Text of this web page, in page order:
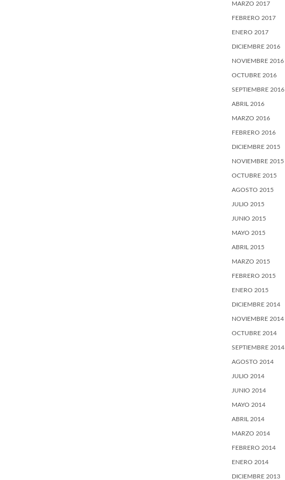
MARZO 2017
FEBRERO 2017
ENERO 2017
DICIEMBRE 2016
NOVIEMBRE 2016
OCTUBRE 2016
SEPTIEMBRE 2016
ABRIL 2016
MARZO 2016
FEBRERO 2016
DICIEMBRE 2015
NOVIEMBRE 2015
OCTUBRE 2015
AGOSTO 2015
JULIO 2015
JUNIO 2015
MAYO 2015
ABRIL 2015
MARZO 2015
FEBRERO 2015
ENERO 2015
DICIEMBRE 2014
NOVIEMBRE 2014
OCTUBRE 2014
SEPTIEMBRE 2014
AGOSTO 2014
JULIO 2014
JUNIO 2014
MAYO 2014
ABRIL 2014
MARZO 2014
FEBRERO 2014
ENERO 2014
DICIEMBRE 2013